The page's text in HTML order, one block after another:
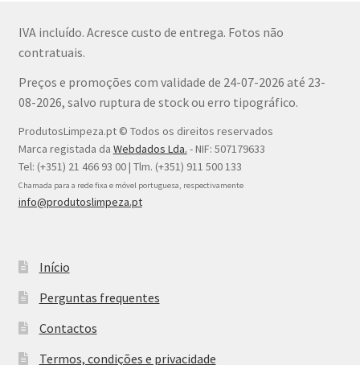
IVA incluído. Acresce custo de entrega. Fotos não
contratuais.
Preços e promoções com validade de 24-07-2026 até 23-
08-2026, salvo ruptura de stock ou erro tipográfico.
ProdutosLimpeza.pt © Todos os direitos reservados
Marca registada da Webdados Lda. - NIF: 507179633
Tel: (+351) 21 466 93 00 | Tlm. (+351) 911 500 133
Chamada para a rede fixa e móvel portuguesa, respectivamente
info@produtoslimpeza.pt
Início
Perguntas frequentes
Contactos
Termos, condições e privacidade